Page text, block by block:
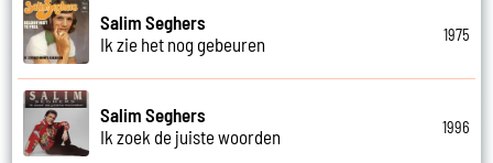
Salim Seghers
Ik zie het nog gebeuren
1975
Salim Seghers
Ik zoek de juiste woorden
1996